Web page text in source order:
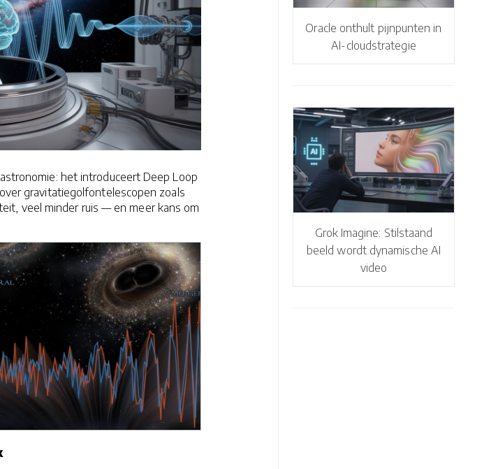
het introduceert Deep Loop
gravitatiegolfontelescopen zoals
veel minder ruis — en meer kans om
Oracle onthult pijnpunten in
AI-cloudstrategie
Grok Imagine: Stilstaand
beeld wordt dynamische AI
video